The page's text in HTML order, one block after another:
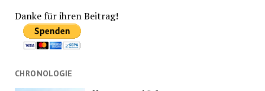
Danke für ihren Beitrag!
CHRONOLOGIE